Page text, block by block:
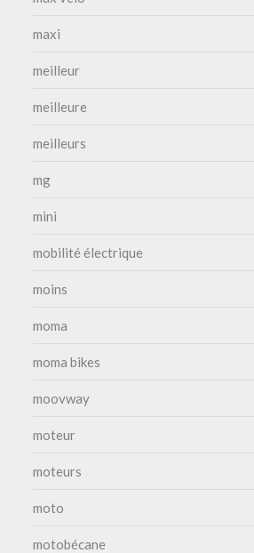
maxi
meilleur
meilleure
meilleurs
mg
mini
mobilité électrique
moins
moma
moma bikes
moovway
moteur
moteurs
moto
motobécane